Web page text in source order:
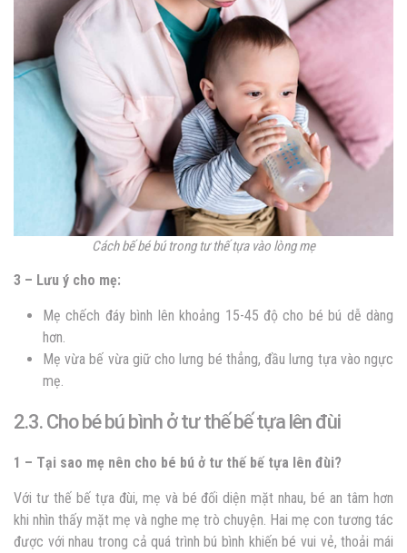
Cách bế bé bú trong tư thế tựa vào lòng mẹ
3 – Lưu ý cho mẹ:
Mẹ chếch đáy bình lên khoảng 15-45 độ cho bé bú dễ dàng
hơn.
Mẹ vừa bế vừa giữ cho lưng bé thẳng, đầu lưng tựa vào ngực
mẹ.
2.3. Cho bé bú bình ở tư thế bế tựa lên đùi
1 – Tại sao mẹ nên cho bé bú ở tư thế bế tựa lên đùi?
Với tư thế bế tựa đùi, mẹ và bé đối diện mặt nhau, bé an tâm hơn
khi nhìn thấy mặt mẹ và nghe mẹ trò chuyện. Hai mẹ con tương tác
được với nhau trong cả quá trình bú bình khiến bé vui vẻ, thoải mái